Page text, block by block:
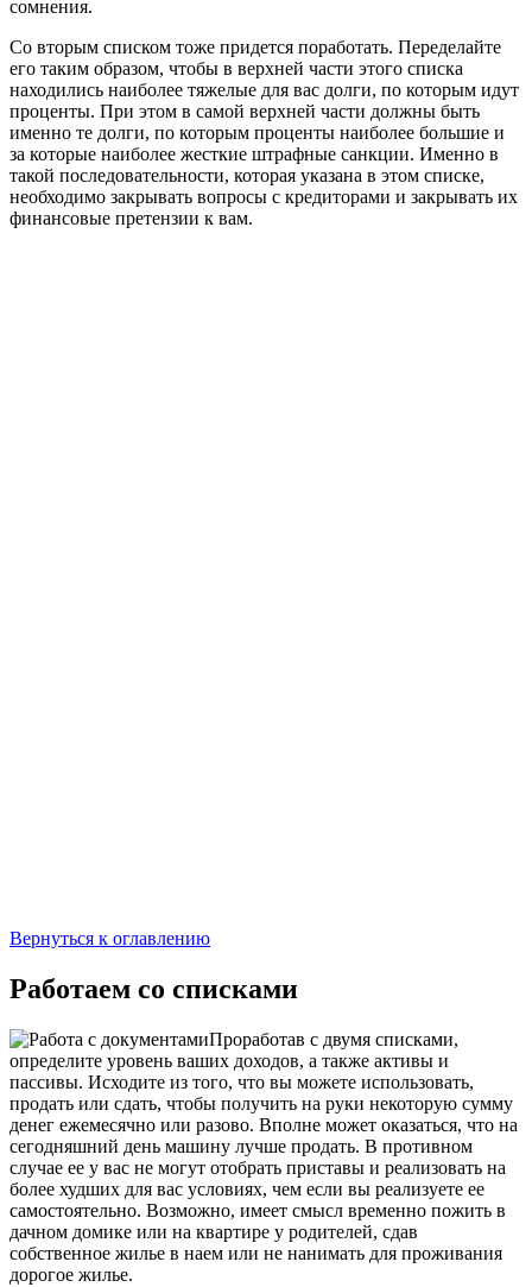
сомнения.
Со вторым списком тоже придется поработать. Переделайте
его таким образом, чтобы в верхней части этого списка
находились наиболее тяжелые для вас долги, по которым идут
проценты. При этом в самой верхней части должны быть
именно те долги, по которым проценты наиболее большие и
за которые наиболее жесткие штрафные санкции. Именно в
такой последовательности, которая указана в этом списке,
необходимо закрывать вопросы с кредиторами и закрывать их
финансовые претензии к вам.
Вернуться к оглавлению
Работаем со списками
Проработав с двумя списками,
определите уровень ваших доходов, а также активы и
пассивы. Исходите из того, что вы можете использовать,
продать или сдать, чтобы получить на руки некоторую сумму
денег ежемесячно или разово. Вполне может оказаться, что на
сегодняшний день машину лучше продать. В противном
случае ее у вас не могут отобрать приставы и реализовать на
более худших для вас условиях, чем если вы реализуете ее
самостоятельно. Возможно, имеет смысл временно пожить в
дачном домике или на квартире у родителей, сдав
собственное жилье в наем или не нанимать для проживания
дорогое жилье.